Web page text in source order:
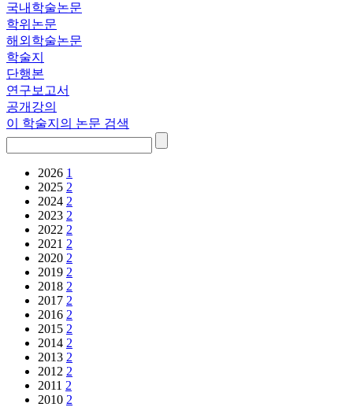
국내학술논문
학위논문
해외학술논문
학술지
단행본
연구보고서
공개강의
이 학술지의 논문 검색
2026 1
2025 2
2024 2
2023 2
2022 2
2021 2
2020 2
2019 2
2018 2
2017 2
2016 2
2015 2
2014 2
2013 2
2012 2
2011 2
2010 2